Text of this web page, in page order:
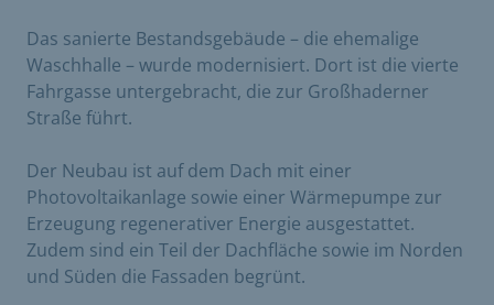
Das sanierte Bestandsgebäude – die ehemalige
Waschhalle – wurde modernisiert. Dort ist die vierte
Fahrgasse untergebracht, die zur Großhaderner
Straße führt.
Der Neubau ist auf dem Dach mit einer
Photovoltaikanlage sowie einer Wärmepumpe zur
Erzeugung regenerativer Energie ausgestattet.
Zudem sind ein Teil der Dachfläche sowie im Norden
und Süden die Fassaden begrünt.